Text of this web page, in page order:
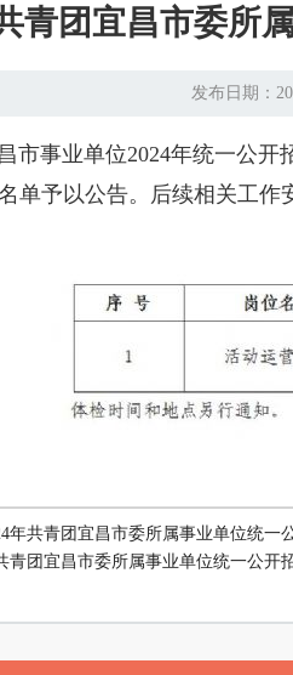
青团宜昌市委所
发布日期：
事业单位2024年统一公开
单予以公告。后续相关工
年共青团宜昌市委所属事业单位统一
青团宜昌市委所属事业单位统一公开